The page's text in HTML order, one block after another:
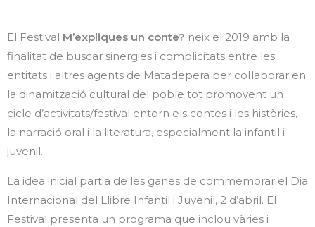
r
a
m
o
k
p
e
El Festival M’expliques un conte? neix el 2019 amb la
finalitat de buscar sinergies i complicitats entre les
entitats i altres agents de Matadepera per col·laborar en
la dinamització cultural del poble tot promovent un
cicle d’activitats/festival entorn els contes i les històries,
la narració oral i la literatura, especialment la infantil i
juvenil.
La idea inicial partia de les ganes de commemorar el Dia
Internacional del Llibre Infantil i Juvenil, 2 d’abril. El
Festival presenta un programa que inclou vàries i